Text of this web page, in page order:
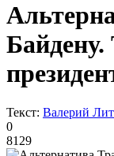
Байдену.
Текст: Валерий
0
8129